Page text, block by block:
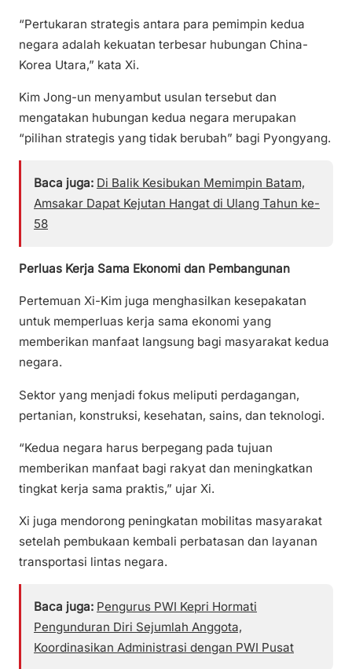
“Pertukaran strategis antara para pemimpin kedua
negara adalah kekuatan terbesar hubungan China-
Korea Utara,” kata Xi.
Kim Jong-un menyambut usulan tersebut dan
mengatakan hubungan kedua negara merupakan
“pilihan strategis yang tidak berubah” bagi Pyongyang.
Baca juga: Di Balik Kesibukan Memimpin Batam,
Amsakar Dapat Kejutan Hangat di Ulang Tahun ke-
58
Perluas Kerja Sama Ekonomi dan Pembangunan
Pertemuan Xi-Kim juga menghasilkan kesepakatan
untuk memperluas kerja sama ekonomi yang
memberikan manfaat langsung bagi masyarakat kedua
negara.
Sektor yang menjadi fokus meliputi perdagangan,
pertanian, konstruksi, kesehatan, sains, dan teknologi.
“Kedua negara harus berpegang pada tujuan
memberikan manfaat bagi rakyat dan meningkatkan
tingkat kerja sama praktis,” ujar Xi.
Xi juga mendorong peningkatan mobilitas masyarakat
setelah pembukaan kembali perbatasan dan layanan
transportasi lintas negara.
Baca juga: Pengurus PWI Kepri Hormati
Pengunduran Diri Sejumlah Anggota,
Koordinasikan Administrasi dengan PWI Pusat